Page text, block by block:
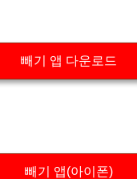
빼기 앱 다운로드
빼기 앱(아이폰)